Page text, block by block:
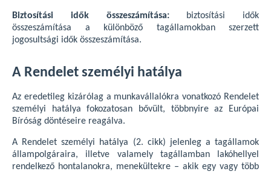
Biztosítási idők összeszámítása:
biztosítási idők
összeszámítása a különböző tagállamokban szerzett
jogosultsági idők összeszámítása.
A Rendelet személyi hatálya
Az eredetileg kizárólag a munkavállalókra vonatkozó Rendelet
személyi hatálya fokozatosan bővült, többnyire az Európai
Bíróság döntéseire reagálva.
A Rendelet személyi hatálya (2. cikk) jelenleg a tagállamok
állampolgáraira, illetve valamely tagállamban lakóhellyel
rendelkező hontalanokra, menekültekre – akik egy vagy több